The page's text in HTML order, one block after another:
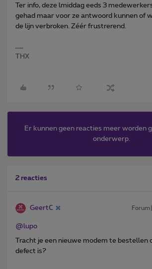
Ter info, deze lmiddag eeds 3
gehad maar voor ze antwoord kunnen of
de lijn verbroken. Zéér frustrerend.
THX
Er kunnen geen reacties meer worden
onderwerp.
2 reacties
GeertC
@lupo
Tracht je een nieuwe modem te bestellen
defect is?